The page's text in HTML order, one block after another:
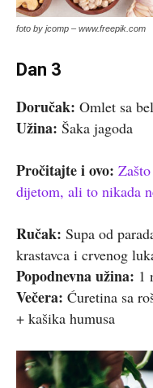
foto by jcomp – www.freepik.com
Dan 3
Doručak: Omlet sa
Užina: Šaka jagoda
Pročitajte i ovo:
dijetom, ali to nikada
Ručak: Supa od
krastavca i crvenog
Popodnevna užina: 1
Večera: Ćuretina sa
+ kašika humusa